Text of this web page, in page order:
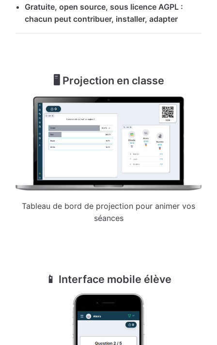
Gratuite, open source, sous licence AGPL :
chacun peut contribuer, installer, adapter
🖥️ Projection en classe
Tableau de bord de projection pour animer vos
séances
📱 Interface mobile élève